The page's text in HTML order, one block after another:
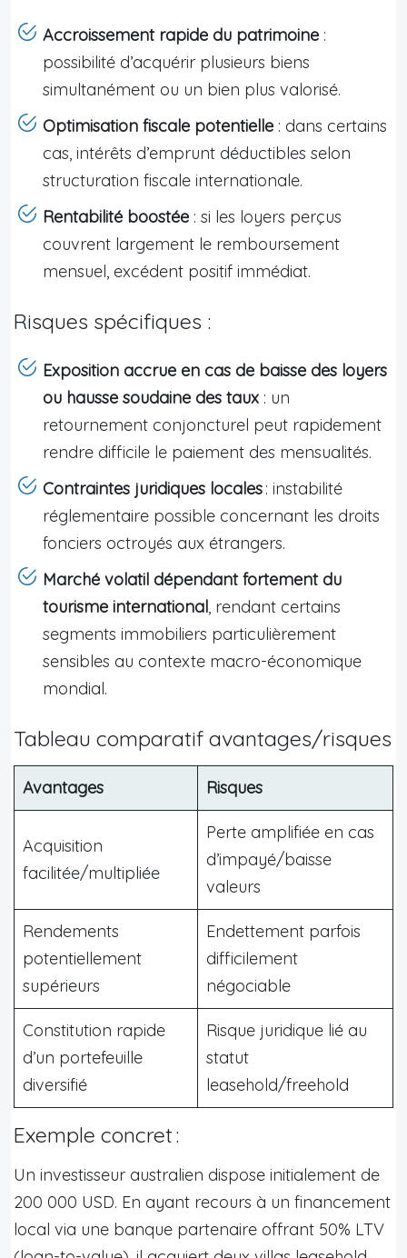
Accroissement rapide du patrimoine :
possibilité d’acquérir plusieurs biens
simultanément ou un bien plus valorisé.
Optimisation fiscale potentielle : dans certains
cas, intérêts d’emprunt déductibles selon
structuration fiscale internationale.
Rentabilité boostée : si les loyers perçus
couvrent largement le remboursement
mensuel, excédent positif immédiat.
Risques spécifiques :
Exposition accrue en cas de baisse des loyers
ou hausse soudaine des taux : un
retournement conjoncturel peut rapidement
rendre difficile le paiement des mensualités.
Contraintes juridiques locales: instabilité
réglementaire possible concernant les droits
fonciers octroyés aux étrangers.
Marché volatil dépendant fortement du
tourisme international, rendant certains
segments immobiliers particulièrement
sensibles au contexte macro-économique
mondial.
Tableau comparatif avantages/risques
Avantages Risques
Acquisition
facilitée/multipliée
Perte amplifiée en cas
d’impayé/baisse
valeurs
Rendements
potentiellement
supérieurs
Endettement parfois
difficilement
négociable
Constitution rapide
d’un portefeuille
diversifié
Risque juridique lié au
statut
leasehold/freehold
Exemple concret :
Un investisseur australien dispose initialement de
200 000 USD. En ayant recours à un financement
local via une banque partenaire offrant 50% LTV